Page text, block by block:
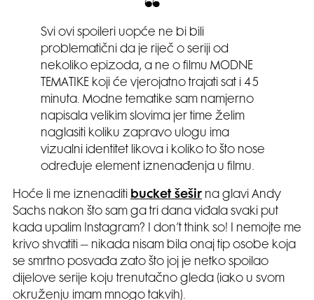
Svi ovi spoileri uopće ne bi bili
problematični da je riječ o seriji od
nekoliko epizoda, a ne o filmu MODNE
TEMATIKE koji će vjerojatno trajati sat i 45
minuta. Modne tematike sam namjerno
napisala velikim slovima jer time želim
naglasiti koliku zapravo ulogu ima
vizualni identitet likova i koliko to što nose
određuje element iznenađenja u filmu.
Hoće li me iznenaditi bucket šešir na glavi Andy
Sachs nakon što sam ga tri dana viđala svaki put
kada upalim Instagram? I don’t think so! I nemojte me
krivo shvatiti – nikada nisam bila onaj tip osobe koja
se smrtno posvađa zato što joj je netko spoilao
dijelove serije koju trenutačno gleda (iako u svom
okruženju imam mnogo takvih).